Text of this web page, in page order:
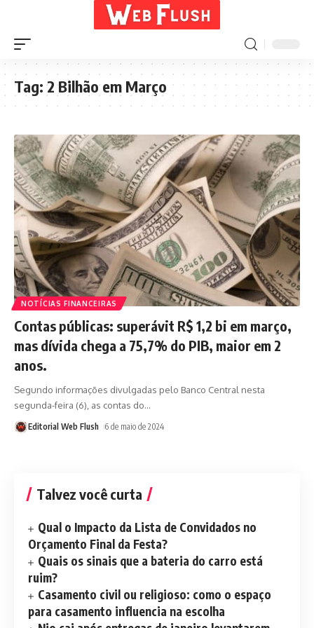
Tag:2 Bilhão em Março
NOTÍCIAS FINANCEIRAS
Contas públicas: superávit R$ 1,2 bi em março,
mas dívida chega a 75,7% do PIB, maior em 2
anos.
Segundo informações divulgadas pelo Banco Central nesta
segunda-feira (6), as contas do…
Editorial Web Flush 6 de maio de 2024
Talvez você curta
Qual o Impacto da Lista de Convidados no
Orçamento Final da Festa?
Quais os sinais que a bateria do carro está
ruim?
Casamento civil ou religioso: como o espaço
para casamento influencia na escolha